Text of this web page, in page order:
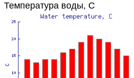
Температура воды, C